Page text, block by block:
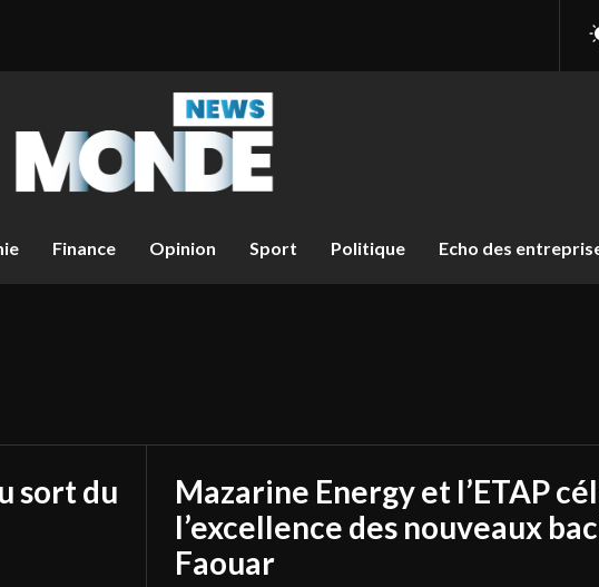
Finance Opinion Sport Politique Echo des
sort du
Mazarine Energy et l’ETAP
l’excellence des nouveaux
Faouar